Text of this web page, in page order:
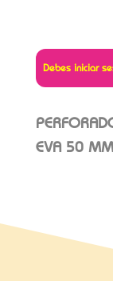
Debes iniciar
EVA 50 MM